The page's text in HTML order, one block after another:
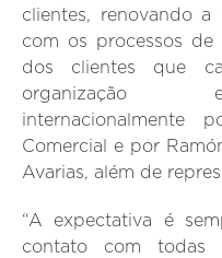
clientes, renovando
com os processos de
dos clientes que
organização
internacionalmente
Comercial e por
Avarias, além de
“A expectativa é
contato com todas